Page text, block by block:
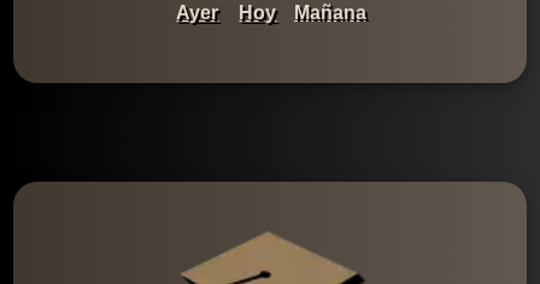
Ayer Hoy Mañana